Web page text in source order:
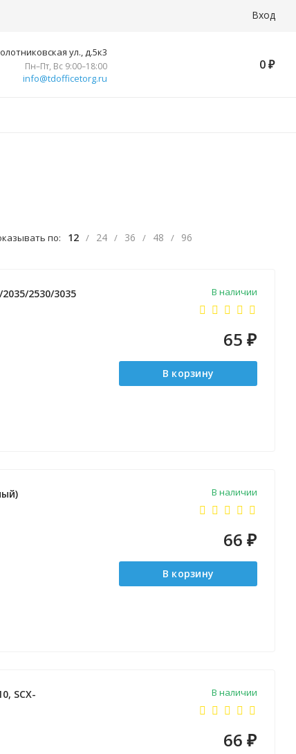
Вход
ул., д.5к3
Пн–Пт, Вс 9:00–18:00
info@tdofficetorg.ru
0 ₽
по: 12 / 24 / 36 / 48 / 96
2530/3035
В наличии
65 ₽
В корзину
В наличии
66 ₽
В корзину
SCX-
В наличии
66 ₽